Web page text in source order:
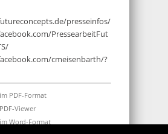
presseinfos/
PressearbeitFut
cmeisenbarth/?
PDF-Format
Viewer
Word-Format